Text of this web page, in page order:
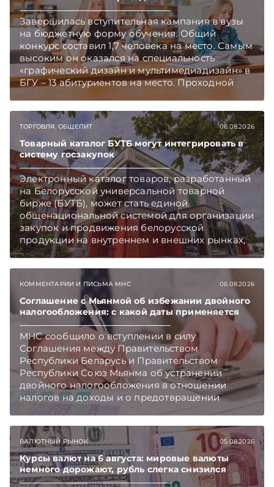
Завершилась вступительная кампания в вузы
на бюджетную форму обучения. Общий
конкурс составил 1,7 человека на место. Самым
высоким он оказался на специальность
«графический дизайн и мультимедиадизайн» в
БГУ – 13 абитуриентов на место. Проходной
Главное об экономике Беларуси — раньше,
чем в новостях TelegramViber
ТОРГОВЛЯ. ОБЩЕПИТ 06.08.2026
Товарный каталог БУТБ могут интегрировать в
систему госзакупок
Электронный каталог товаров, разработанный
на Белорусской универсальной товарной
бирже (БУТБ), может стать единой
общенациональной системой для организации
закупок и продвижения белорусской
продукции на внутреннем и внешних рынках,
сообщает пресс-служба МАРТ.
Главное об экономике Беларуси — раньше,
чем в новостях TelegramViber
КОММЕНТАРИИ И ПИСЬМА МНС 06.08.2026
Соглашение с Мьянмой об избежании двойного
налогообложения: с какой даты применяется
МНС сообщило о вступлении в силу
Соглашения между Правительством
Республики Беларусь и Правительством
Республики Союз Мьянма об устранении
двойного налогообложения в отношении
налогов на доходы и о предотвращении
избежания и уклонения от налогообложения.
Главное об экономике Беларуси — раньше,
чем в новостях TelegramViber
ВАЛЮТНЫЙ РЫНОК 05.08.2026
Курсы валют на 6 августа: мировые валюты
немного дорожают, рубль слегка снизился